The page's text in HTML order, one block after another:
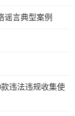
谣言典型案例
违法违规收集使